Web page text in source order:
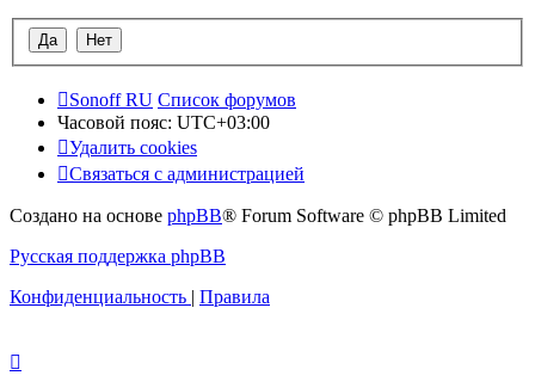
Sonoff RU Список форумов
Часовой пояс: UTC+03:00
Удалить cookies
Связаться с администрацией
Создано на основе phpBB® Forum Software © phpBB Limited
Русская поддержка phpBB
Конфиденциальность | Правила